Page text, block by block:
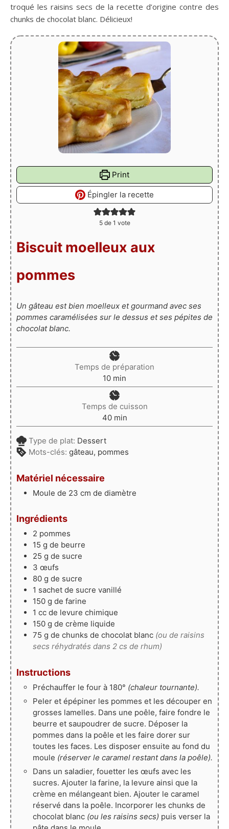
troqué les raisins secs de la recette d’origine contre des
chunks de chocolat blanc. Délicieux!
Print
Épingler la recette
5de 1 vote
Biscuit moelleux aux
pommes
Un gâteau est bien moelleux et gourmand avec ses
pommes caramélisées sur le dessus et ses pépites de
chocolat blanc.
Temps de préparation
10minutes
min
Temps de cuisson
40minutes
min
Type de plat: Dessert
Mots-clés: gâteau, pommes
Matériel nécessaire
Moule de 23 cm de diamètre
Ingrédients
2 pommes
15 g de beurre
25 g de sucre
3 œufs
80 g de sucre
1 sachet de sucre vanillé
150 g de farine
1 cc de levure chimique
150 g de crème liquide
75 g de chunks de chocolat blanc (ou de raisins
secs réhydratés dans 2 cs de rhum)
Instructions
Préchauffer le four à 180° (chaleur tournante).
Peler et épépiner les pommes et les découper en
grosses lamelles. Dans une poêle, faire fondre le
beurre et saupoudrer de sucre. Déposer la
pommes dans la poêle et les faire dorer sur
toutes les faces. Les disposer ensuite au fond du
moule (réserver le caramel restant dans la poêle).
Dans un saladier, fouetter les œufs avec les
sucres. Ajouter la farine, la levure ainsi que la
crème en mélangeant bien. Ajouter le caramel
réservé dans la poêle. Incorporer les chunks de
chocolat blanc (ou les raisins secs) puis verser la